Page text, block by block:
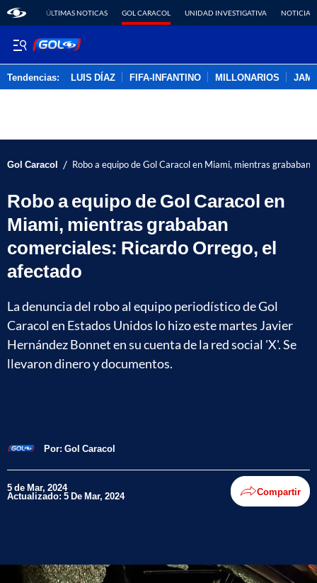
ÚLTIMAS NOTICAS GOL CARACOL UNIDAD INVESTIGATIVA NOTICIAS
Tendencias: LUIS DÍAZ FIFA-INFANTINO MILLONARIOS
Gol Caracol / Robo a equipo de Gol Caracol en Miami, mientras grababan
Robo a equipo de Gol Caracol en
Miami, mientras grababan
comerciales: Ricardo Orrego, el
afectado
La denuncia del robo al equipo periodístico de Gol
Caracol en Estados Unidos lo hizo este martes Javier
Hernández Bonnet en su cuenta de la red social 'X'. Se
llevaron dinero y documentos.
Por: Gol Caracol
5 de Mar, 2024
Actualizado: 5 De Mar, 2024 Compartir